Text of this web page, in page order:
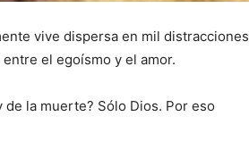
vive dispersa en mil distracciones
el egoísmo y el amor.
de la muerte? Sólo Dios. Por eso